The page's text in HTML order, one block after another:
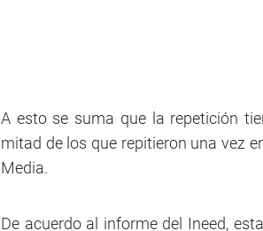
A esto se suma que la repetición
mitad de los que repitieron una vez
Media.
De acuerdo al informe del Ineed,